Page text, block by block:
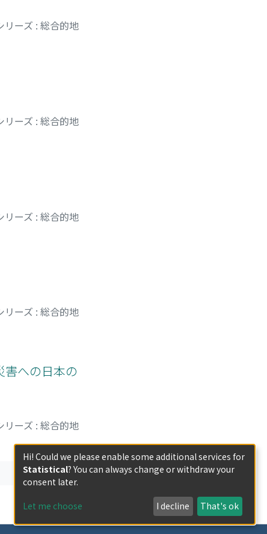
ーズ : 総合的地
ーズ : 総合的地
ーズ : 総合的地
ーズ : 総合的地
害への日本の
ーズ : 総合的地
Hi! Could we please enable some additional services for
Statistical? You can always change or withdraw your
consent later.
Let me choose I decline That's ok